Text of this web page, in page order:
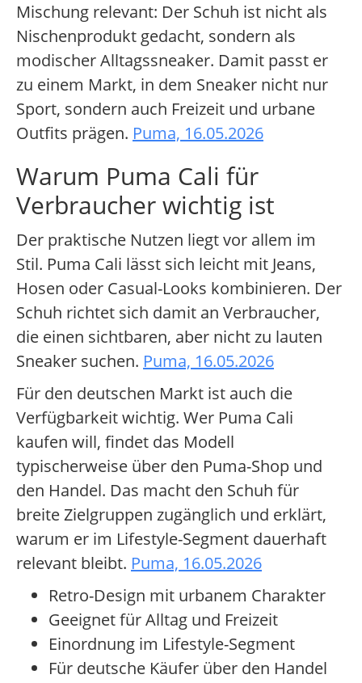
Mischung relevant: Der Schuh ist nicht als
Nischenprodukt gedacht, sondern als
modischer Alltagssneaker. Damit passt er
zu einem Markt, in dem Sneaker nicht nur
Sport, sondern auch Freizeit und urbane
Outfits prägen. Puma, 16.05.2026
Warum Puma Cali für
Verbraucher wichtig ist
Der praktische Nutzen liegt vor allem im
Stil. Puma Cali lässt sich leicht mit Jeans,
Hosen oder Casual-Looks kombinieren. Der
Schuh richtet sich damit an Verbraucher,
die einen sichtbaren, aber nicht zu lauten
Sneaker suchen. Puma, 16.05.2026
Für den deutschen Markt ist auch die
Verfügbarkeit wichtig. Wer Puma Cali
kaufen will, findet das Modell
typischerweise über den Puma-Shop und
den Handel. Das macht den Schuh für
breite Zielgruppen zugänglich und erklärt,
warum er im Lifestyle-Segment dauerhaft
relevant bleibt. Puma, 16.05.2026
Retro-Design mit urbanem Charakter
Geeignet für Alltag und Freizeit
Einordnung im Lifestyle-Segment
Für deutsche Käufer über den Handel